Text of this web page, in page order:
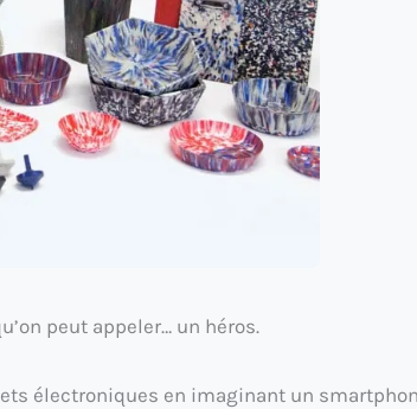
peut appeler… un héros.
électroniques en imaginant un